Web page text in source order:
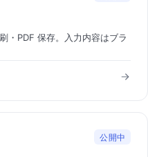
・PDF 保存。入力内容はブラ
公開中